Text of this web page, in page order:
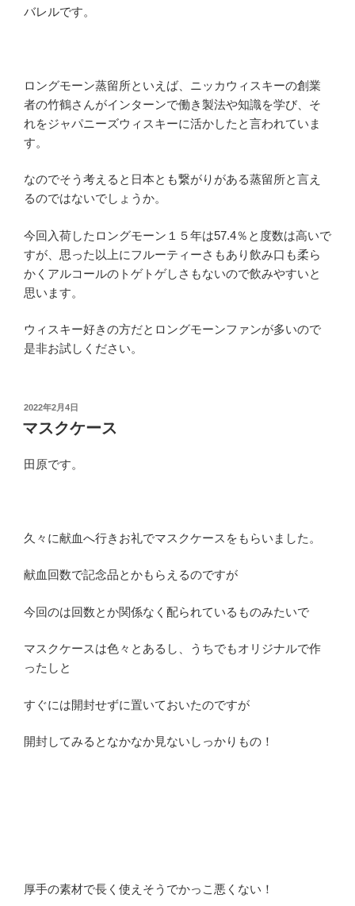
バレルです。
ロングモーン蒸留所といえば、ニッカウィスキーの創業
者の竹鶴さんがインターンで働き製法や知識を学び、そ
れをジャパニーズウィスキーに活かしたと言われていま
す。
なのでそう考えると日本とも繋がりがある蒸留所と言え
るのではないでしょうか。
今回入荷したロングモーン１５年は57.4％と度数は高いで
すが、思った以上にフルーティーさもあり飲み口も柔ら
かくアルコールのトゲトゲしさもないので飲みやすいと
思います。
ウィスキー好きの方だとロングモーンファンが多いので
是非お試しください。
投
日:
2022年2月4日
マスクケース
田原です。
久々に献血へ行きお礼でマスクケースをもらいました。
献血回数で記念品とかもらえるのですが
今回のは回数とか関係なく配られているものみたいで
マスクケースは色々とあるし、うちでもオリジナルで作
ったしと
すぐには開封せずに置いておいたのですが
開封してみるとなかなか見ないしっかりもの！
厚手の素材で長く使えそうでかっこ悪くない！